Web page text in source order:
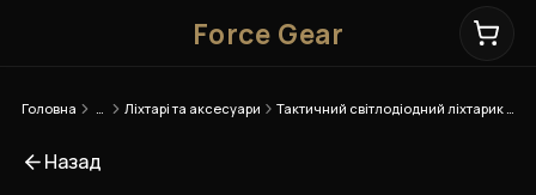
Force Gear
Головна Ліхтарі та аксесуари
Назад